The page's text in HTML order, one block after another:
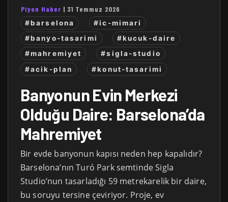
Piyon Haber | 31 Temmuz 2026
#barselona
#ic-mimari
#banyo-tasarimi
#kucuk-daire
#mahremiyet
#sigla-studio
#acik-plan
#konut-tasarimi
Banyonun Evin Merkezi
Olduğu Daire: Barselona’da
Mahremiyet
Bir evde banyonun kapısı neden hep kapalıdır?
Barselona’nın Turó Park semtinde Sigla
Studio’nun tasarladığı 59 metrekarelik bir daire,
bu soruyu tersine çeviriyor. Proje, ev